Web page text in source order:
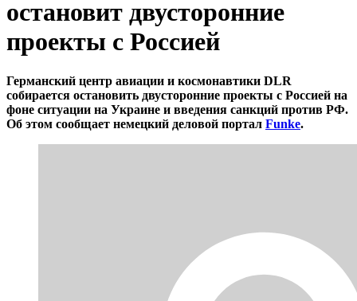
остановит двусторонние
проекты с Россией
Германский центр авиации и космонавтики DLR
собирается остановить двусторонние проекты с Россией на
фоне ситуации на Украине и введения санкций против РФ.
Об этом сообщает немецкий деловой портал Funke.